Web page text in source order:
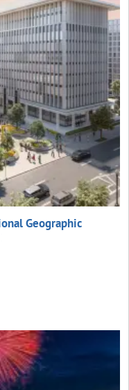
Geographic